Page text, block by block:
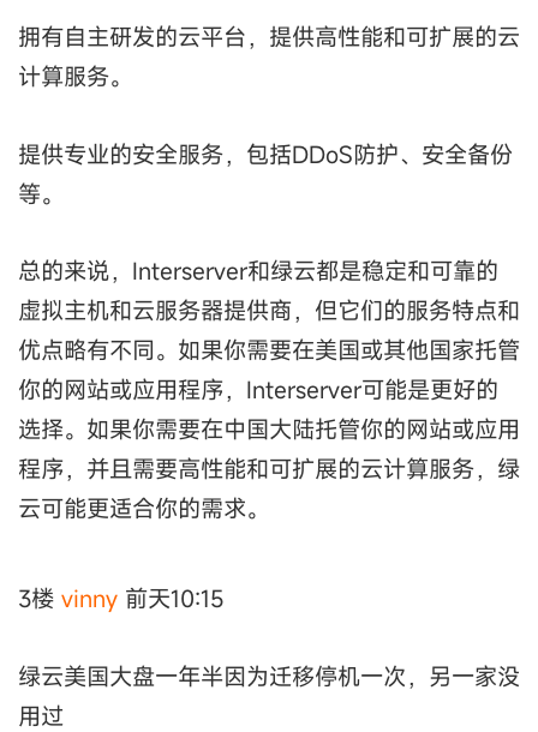
拥有自主研发的云平台，提供高性能和可扩展的云
计算服务。
提供专业的安全服务，包括DDoS防护、安全备份
等。
总的来说，Interserver和绿云都是稳定和可靠的
虚拟主机和云服务器提供商，但它们的服务特点和
优点略有不同。如果你需要在美国或其他国家托管
你的网站或应用程序，Interserver可能是更好的
选择。如果你需要在中国大陆托管你的网站或应用
程序，并且需要高性能和可扩展的云计算服务，绿
云可能更适合你的需求。
3楼 vinny 前天10:15
绿云美国大盘一年半因为迁移停机一次，另一家没
用过